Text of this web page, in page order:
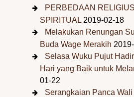
PERBEDAAN
SPIRITUAL 2019-02-18
Melakukan Renungan
Buda Wage Merakih
Selasa Wuku Pujut
Hari yang Baik untuk
01-22
Serangkaian Panca